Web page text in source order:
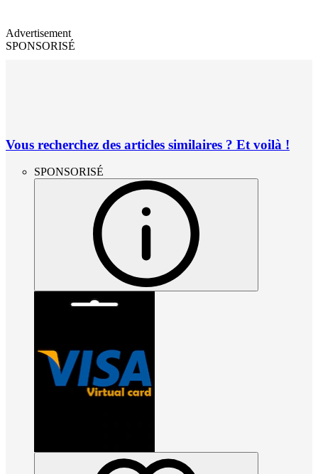
Advertisement
SPONSORISÉ
Vous recherchez des articles similaires ? Et voilà !
SPONSORISÉ